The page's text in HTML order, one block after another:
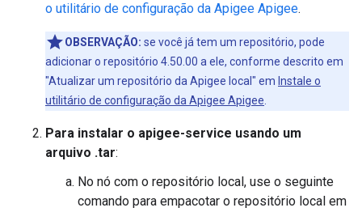
o utilitário de configuração da Apigee Apigee.
OBSERVAÇÃO: se você já tem um repositório, pode
adicionar o repositório 4.50.00 a ele, conforme descrito em
"Atualizar um repositório da Apigee local" em Instale o
utilitário de configuração da Apigee Apigee
Para instalar o apigee-service usando um
arquivo .tar:
No nó com o repositório local, use o seguinte
comando para empacotar o repositório local em